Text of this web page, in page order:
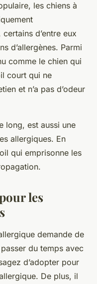
les chiens à
d’entre eux
d’allergènes. Parmi
comme le chien qui
court qui ne
et n’a pas d’odeur
long, est aussi une
allergiques. En
qui emprisonne les
les
demande de
du temps avec
d’adopter pour
De plus, il